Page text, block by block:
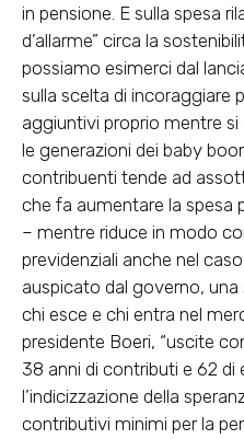
in pensione. E sulla spesa
d’allarme” circa la
possiamo esimerci dal
sulla scelta di incoraggiare
aggiuntivi proprio mentre
le generazioni dei baby
contribuenti tende ad
che fa aumentare la spesa
– mentre riduce in modo
previdenziali anche nel
auspicato dal governo,
chi esce e chi entra nel
presidente Boeri, “uscite
38 anni di contributi e 62 di
l’indicizzazione della
contributivi minimi per la